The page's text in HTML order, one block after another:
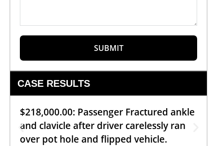
SUBMIT
CASE RESULTS
$218,000.00: Passenger Fractured ankle
and clavicle after driver carelessly ran
over pot hole and flipped vehicle.